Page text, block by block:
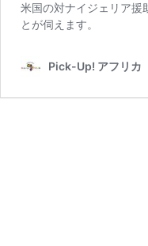
米国の対ナイジェリア援
とが伺えます。
Pick-Up! アフリカ